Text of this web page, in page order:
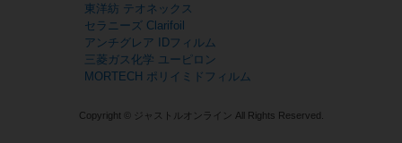
東洋紡 テオネックス
セラニーズ Clarifoil
アンチグレア IDフィルム
三菱ガス化学 ユーピロン
MORTECH ポリイミドフィルム
Copyright © ジャストルオンライン All Rights Reserved.